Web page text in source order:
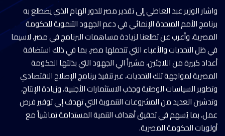
واشار الوزير عبد العاطي إلى تقدير مصر للدور الهام الذي يضطلع به
برنامج الأمم المتحدة الإنمائي في دعم الجهود التنموية للحكومة
المصرية، وأعرب عن تطلعنا لزيادة مساهمات البرنامج في مصر، لاسيما
في ظل التحديات والأعباء التي تتحملها مصر، بما في ذلك استضافة
أعداد كبيرة من اللاجئين، مشيراً الي الجهود التي بذلتها الحكومة
المصرية لمواجهة تلك التحديات، عبر تنفيذ برنامج الإصلاح الاقتصادي
وتطوير السياسات الوطنية وجذب الاستثمارات الأجنبية، وزيادة الإنتاج،
وتدشين العديد من المشروعات التنموية التي تهدف إلي توفير فرص
عمل، بما يُسهم في تحقيق أهداف التنمية المستدامة تماشياً مع
أولويات الحكومة المصرية.